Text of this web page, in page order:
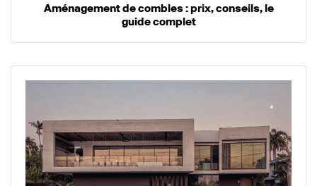
Aménagement de combles : prix, conseils, le
guide complet